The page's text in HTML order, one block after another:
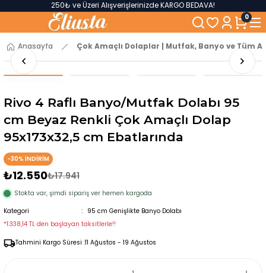
250₺ ve Üzeri Alışverişlerinizde KARGO BEDAVA!
5'er cm Aralıklarla 35 cm'den 100 cm'e kadar Genişliğe Sahip Dolaplar
% 100 Mdf Tekerlekli Masa ile Uzun Ömürlü ve Kolay Kullanım Konforu
0
Anasayfa Çok Amaçlı Dolaplar | Mutfak, Banyo ve Tüm
Rivo 4 Raflı Banyo/Mutfak Dolabı 95
cm Beyaz Renkli Çok Amaçlı Dolap
95x173x32,5 cm Ebatlarında
-30% İNDİRİM
₺12.550₺17.941
Stokta var, şimdi sipariş ver hemen kargoda
Kategori
95 cm Genişlikte Banyo Dolabı
*1.338,14 TL den başlayan taksitlerle!!
Tahmini Kargo Süresi :11 Ağustos - 19 Ağustos